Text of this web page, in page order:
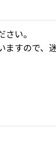
い。
すので、